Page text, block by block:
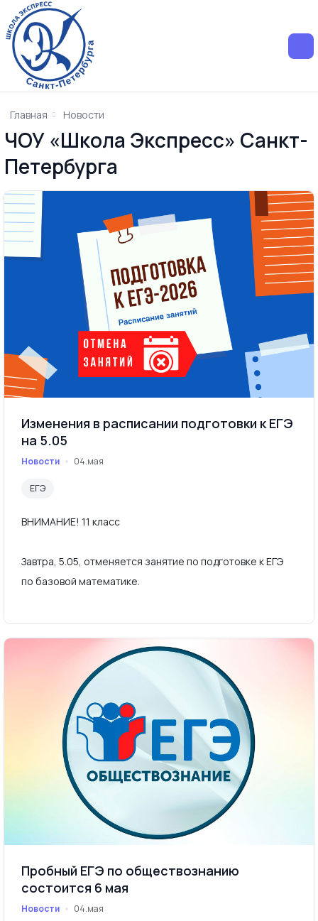
Главная Новости
ЧОУ «Школа Экспресс» Санкт-
Петербурга
Изменения в расписании подготовки к ЕГЭ
на 5.05
Новости 04.мая
ЕГЭ
ВНИМАНИЕ! 11 класс
Завтра, 5.05, отменяется занятие по подготовке к ЕГЭ
по базовой математике.
Пробный ЕГЭ по обществознанию
состоится 6 мая
Новости 04.мая